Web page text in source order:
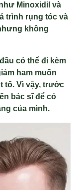
Minoxidil và
trình rụng tóc và
không
có thể đi kèm
ham muốn
tố. Vì vậy, trước
bác sĩ để có
của mình.